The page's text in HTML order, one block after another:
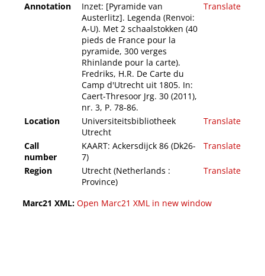
Annotation
Inzet: [Pyramide van
Austerlitz]. Legenda (Renvoi:
A-U). Met 2 schaalstokken (40
pieds de France pour la
pyramide, 300 verges
Rhinlande pour la carte).
Fredriks, H.R. De Carte du
Camp d'Utrecht uit 1805. In:
Caert-Thresoor Jrg. 30 (2011),
nr. 3, P. 78-86.
Translate
Location
Universiteitsbibliotheek
Utrecht
Translate
Call
number
KAART: Ackersdijck 86 (Dk26-
7)
Translate
Region
Utrecht (Netherlands :
Province)
Translate
Marc21 XML: Open Marc21 XML in new window